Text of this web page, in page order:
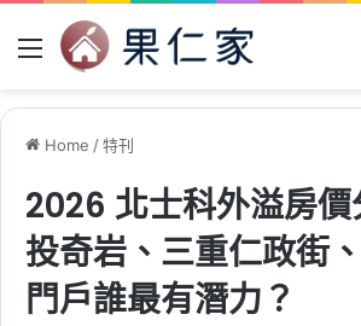
Menu
Home /特刊
2026 北士科外溢房
投奇岩、三重仁政街
門戶誰最有潛力？